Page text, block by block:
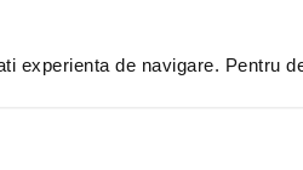
experienta de navigare. Pentru
Servetele de masa